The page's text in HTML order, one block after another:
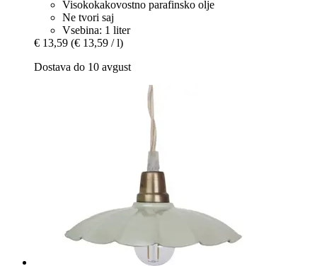
Visokokakovostno parafinsko olje
Ne tvori saj
Vsebina: 1 liter
€ 13,59 (€ 13,59 / l)
Dostava do 10 avgust